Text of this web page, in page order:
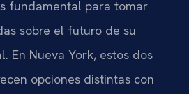
fundamental para tomar
sobre el futuro de su
En Nueva York, estos dos
opciones distintas con